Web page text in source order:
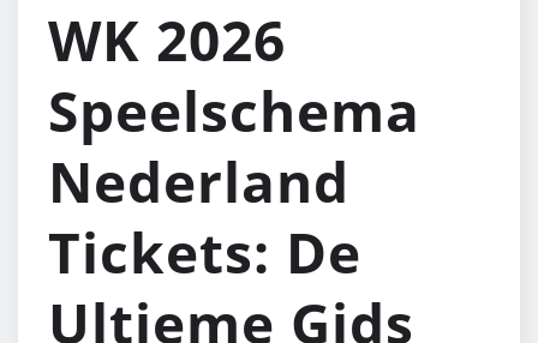
WK 2026
Speelschema
Nederland
Tickets: De
Ultieme Gids